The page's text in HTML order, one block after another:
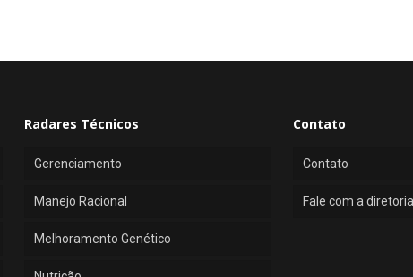
Radares Técnicos
Gerenciamento
Manejo Racional
Melhoramento Genético
Contato
Contato
Fale com a diretoria